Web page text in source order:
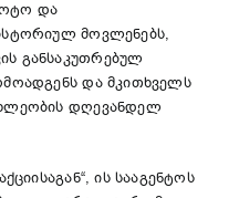
და
მოვლენებს,
განსაკუთრებულ
და მკითხველს
დღევანდელ
ის სააგენტოს